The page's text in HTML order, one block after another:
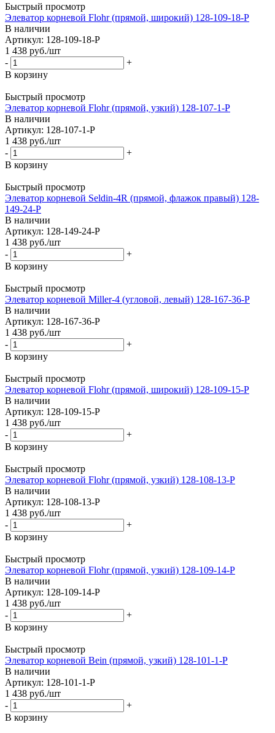
Быстрый просмотр
Элеватор корневой Flohr (прямой, широкий) 128-109-18-P
В наличии
Артикул: 128-109-18-P
1 438 руб./шт
-
+
В корзину
Быстрый просмотр
Элеватор корневой Flohr (прямой, узкий) 128-107-1-P
В наличии
Артикул: 128-107-1-P
1 438 руб./шт
-
+
В корзину
Быстрый просмотр
Элеватор корневой Seldin-4R (прямой, флажок правый) 128-
149-24-P
В наличии
Артикул: 128-149-24-P
1 438 руб./шт
-
+
В корзину
Быстрый просмотр
Элеватор корневой Miller-4 (угловой, левый) 128-167-36-P
В наличии
Артикул: 128-167-36-P
1 438 руб./шт
-
+
В корзину
Быстрый просмотр
Элеватор корневой Flohr (прямой, широкий) 128-109-15-P
В наличии
Артикул: 128-109-15-P
1 438 руб./шт
-
+
В корзину
Быстрый просмотр
Элеватор корневой Flohr (прямой, узкий) 128-108-13-P
В наличии
Артикул: 128-108-13-P
1 438 руб./шт
-
+
В корзину
Быстрый просмотр
Элеватор корневой Flohr (прямой, узкий) 128-109-14-P
В наличии
Артикул: 128-109-14-P
1 438 руб./шт
-
+
В корзину
Быстрый просмотр
Элеватор корневой Bein (прямой, узкий) 128-101-1-P
В наличии
Артикул: 128-101-1-P
1 438 руб./шт
-
+
В корзину